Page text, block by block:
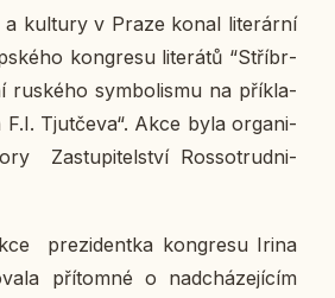
a kul­tu­ry v Praze konal li­te­rár­ní
kon­gre­su li­te­rá­tů “Stří­br­
rus­ké­ho sym­bo­lis­mu na pří­kla­
Tju­tče­va“. Akce byla or­ga­ni­
Za­stu­pi­tel­ství Ros­so­trud­ni­
pre­zi­dent­ka kon­gre­su Irina
pří­tom­né o nad­chá­ze­jí­cím